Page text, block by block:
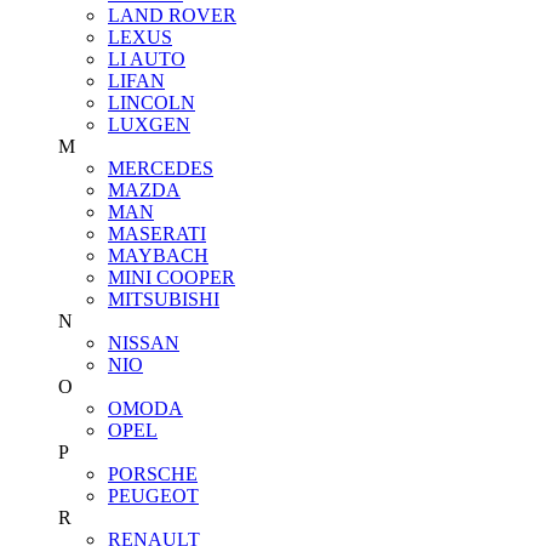
LAND ROVER
LEXUS
LI AUTO
LIFAN
LINCOLN
LUXGEN
M
MERCEDES
MAZDA
MAN
MASERATI
MAYBACH
MINI COOPER
MITSUBISHI
N
NISSAN
NIO
O
OMODA
OPEL
P
PORSCHE
PEUGEOT
R
RENAULT